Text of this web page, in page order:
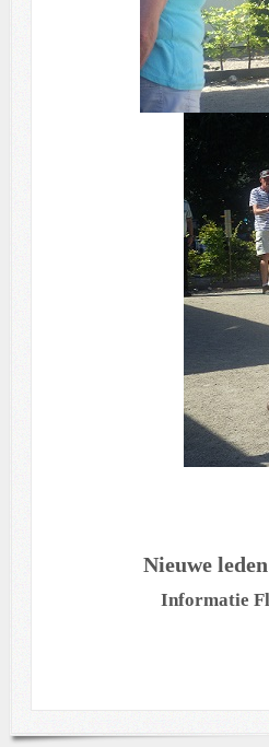
Nieuwe
Informatie